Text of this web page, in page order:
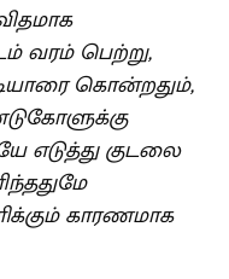
வரம் பெற்று,
கொன்றதும்,
குடலை
காரணமாக